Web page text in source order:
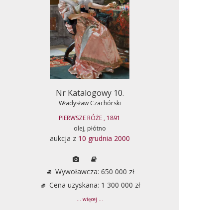
Nr Katalogowy 10.
Władysław Czachórski
PIERWSZE RÓŻE , 1891
olej, płótno
aukcja z 10 grudnia 2000
Wywoławcza: 650 000 zł
Cena uzyskana: 1 300 000 zł
... więcej ...